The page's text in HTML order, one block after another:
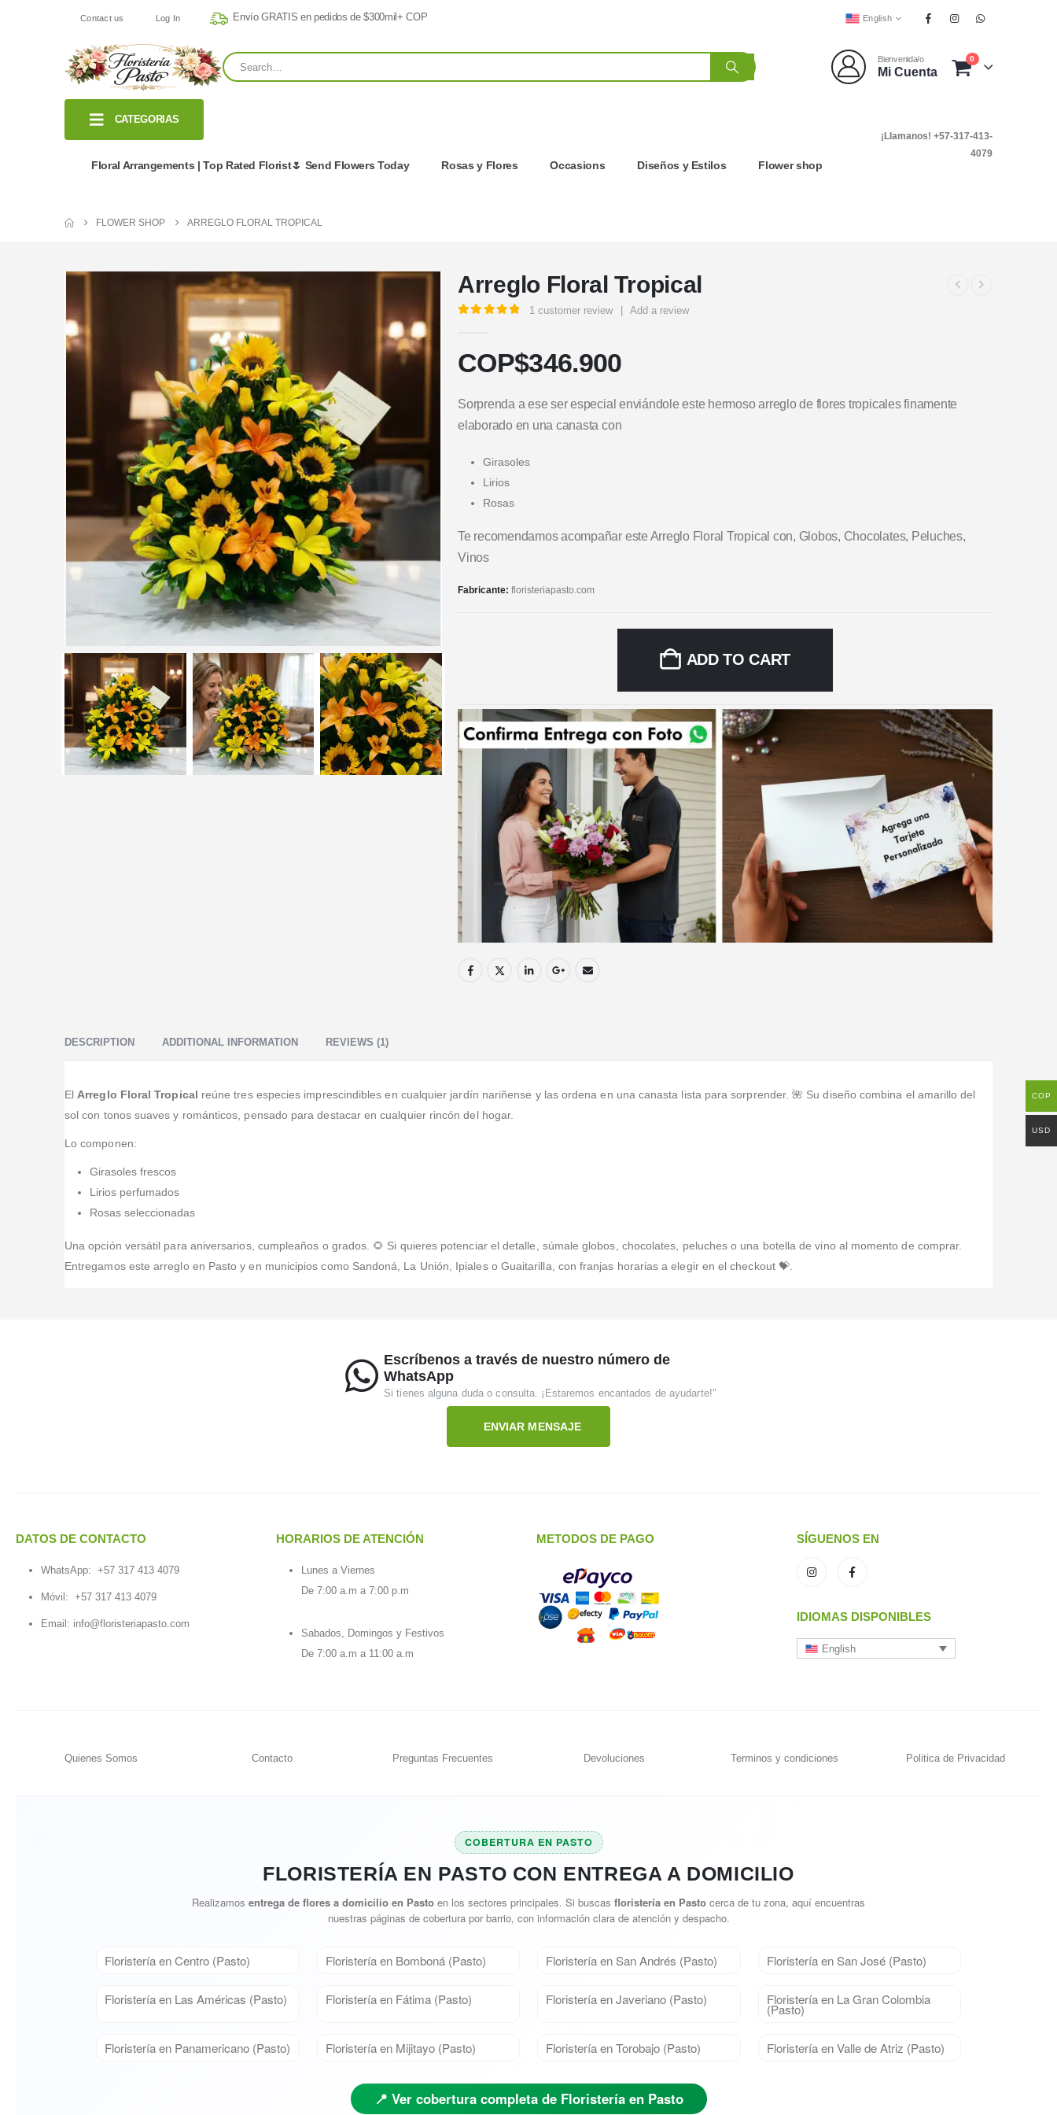
Contact us Log In Envío GRATIS en pedidos de $300mil+ COP English
Bienvenida/o
Mi Cuenta
0
CATEGORIAS
Floral Arrangements | Top Rated Florist🌷 Send Flowers Today Rosas y Flores Occasions Diseños y Estilos Flower shop
¡Llamanos! +57-317-413-
4079
FLOWER SHOP ARREGLO FLORAL TROPICAL
Arreglo Floral Tropical
1 customer review Add a review
COP$346.900
Sorprenda a ese ser especial enviándole este hermoso arreglo de flores tropicales finamente
elaborado en una canasta con
Girasoles
Lirios
Rosas
Te recomendamos acompañar este Arreglo Floral Tropical con, Globos, Chocolates, Peluches,
Vinos
Fabricante: floristeriapasto.com
ADD TO CART
DESCRIPTION ADDITIONAL INFORMATION REVIEWS (1)
El Arreglo Floral Tropical reúne tres especies imprescindibles en cualquier jardín nariñense y las ordena en una canasta lista para sorprender. 🌺 Su diseño combina el amarillo del
sol con tonos suaves y románticos, pensado para destacar en cualquier rincón del hogar.
Lo componen:
Girasoles frescos
Lirios perfumados
Rosas seleccionadas
Una opción versátil para aniversarios, cumpleaños o grados. 🌻 Si quieres potenciar el detalle, súmale globos, chocolates, peluches o una botella de vino al momento de comprar.
Entregamos este arreglo en Pasto y en municipios como Sandoná, La Unión, Ipiales o Guaitarilla, con franjas horarias a elegir en el checkout 💝.
Escríbenos a través de nuestro número de
WhatsApp
Si tienes alguna duda o consulta. ¡Estaremos encantados de ayudarte!"
ENVIAR MENSAJE
DATOS DE CONTACTO
WhatsApp: +57 317 413 4079
Móvil: +57 317 413 4079
Email: info@floristeriapasto.com
HORARIOS DE ATENCIÓN
Lunes a Viernes
De 7:00 a.m a 7:00 p.m
Sabados, Domingos y Festivos
De 7:00 a.m a 11:00 a.m
METODOS DE PAGO SÍGUENOS EN
IDIOMAS DISPONIBLES
English
Quienes Somos Contacto Preguntas Frecuentes Devoluciones Terminos y condiciones Politica de Privacidad
COBERTURA EN PASTO
FLORISTERÍA EN PASTO CON ENTREGA A DOMICILIO
Realizamos entrega de flores a domicilio en Pasto en los sectores principales. Si buscas floristería en Pasto cerca de tu zona, aquí encuentras
nuestras páginas de cobertura por barrio, con información clara de atención y despacho.
Floristería en Centro (Pasto) Floristería en Bomboná (Pasto) Floristería en San Andrés (Pasto) Floristería en San José (Pasto)
Floristería en Las Américas (Pasto) Floristería en Fátima (Pasto) Floristería en Javeriano (Pasto) Floristería en La Gran Colombia
(Pasto)
Floristería en Panamericano (Pasto) Floristería en Mijitayo (Pasto) Floristería en Torobajo (Pasto) Floristería en Valle de Atriz (Pasto)
📍 Ver cobertura completa de Floristería en Pasto
COP
USD